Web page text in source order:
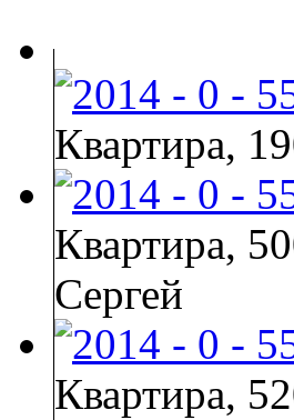
Квартира,
Квартира,
Сергей
Квартира,